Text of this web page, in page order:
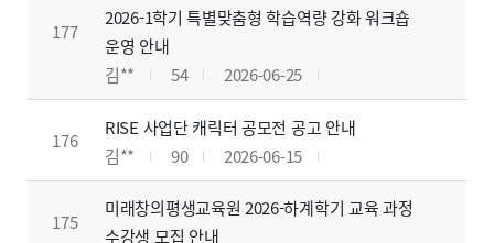
177
2026-1학기 특별맞춤형 학습역량 강화 워크숍
운영 안내
김**
54 2026-06-25
176
RISE 사업단 캐릭터 공모전 공고 안내
김**
90 2026-06-15
175
미래창의평생교육원 2026-하계학기 교육 과정
수강생 모집 안내